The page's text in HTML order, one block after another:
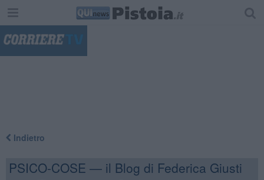
Indietro
PSICO-COSE — il Blog di Federica Giusti